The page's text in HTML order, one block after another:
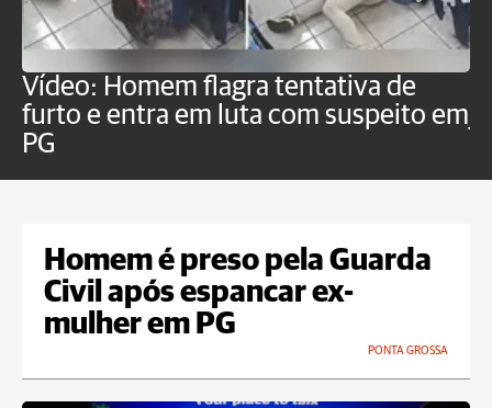
Vídeo: Homem flagra tentativa de
furto e entra em luta com suspeito em
PG
Homem é preso pela Guarda
Civil após espancar ex-
mulher em PG
PONTA GROSSA